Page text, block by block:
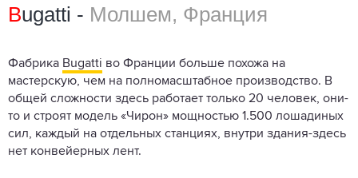
Bugatti - Молшем, Франция
Фабрика Bugatti во Франции больше похожа на
мастерскую, чем на полномасштабное производство. В
общей сложности здесь работает только 20 человек, они-
то и строят модель «Чирон» мощностью 1.500 лошадиных
сил, каждый на отдельных станциях, внутри здания-здесь
нет конвейерных лент.